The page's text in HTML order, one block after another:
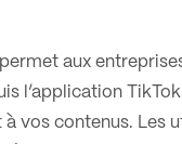
aux
l’application
vos contenus. Les